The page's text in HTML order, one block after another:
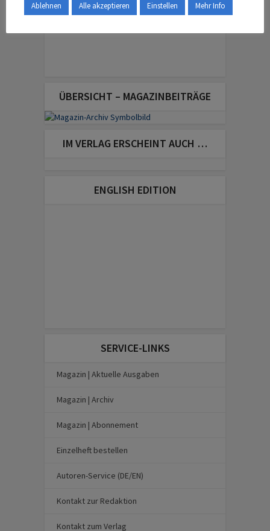
ÜBERSICHT – MAGAZINBEITRÄGE
IM VERLAG ERSCHEINT AUCH …
ENGLISH EDITION
SERVICE-LINKS
Magazin | Aktuelle Ausgaben
Magazin | Archiv
Magazin | Abonnement
Einzelheft bestellen
Autoren-Service (DE/EN)
Kontakt zur Redaktion
Kontakt zum Verlag
Ablehnen Alle akzeptieren Einstellen Mehr Info